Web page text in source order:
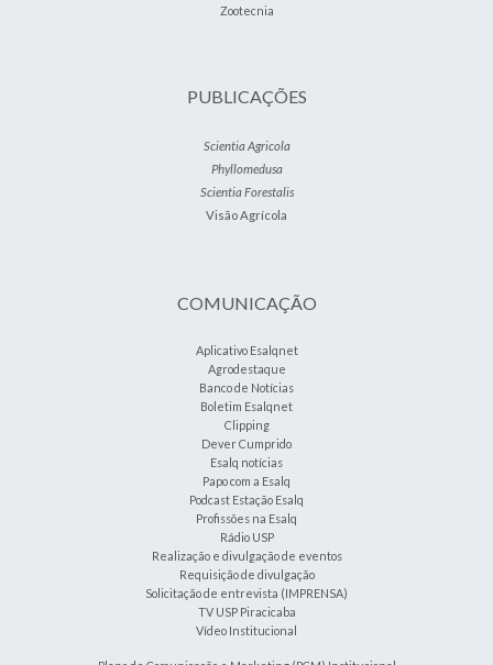
Zootecnia
PUBLICAÇÕES
Scientia Agricola
Phyllomedusa
Scientia Forestalis
Visão Agrícola
COMUNICAÇÃO
Aplicativo Esalqnet
Agrodestaque
Banco de Notícias
Boletim Esalqnet
Clipping
Dever Cumprido
Esalq notícias
Papo com a Esalq
Podcast Estação Esalq
Profissões na Esalq
Rádio USP
Realização e divulgação de eventos
Requisição de divulgação
Solicitação de entrevista (IMPRENSA)
TV USP Piracicaba
Vídeo Institucional